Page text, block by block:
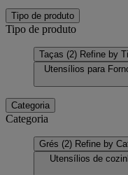
Tipo de produto
Tipo de produto
Taças (2) Refine by
Utensílios para
Categoria
Categoria
Grés (2) Refine by
Utensílios de